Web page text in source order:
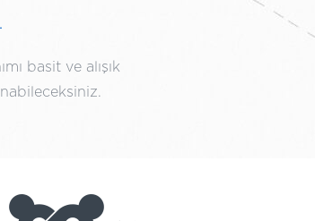
basit ve alışık